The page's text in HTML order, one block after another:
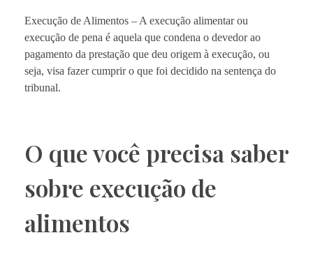
Execução de Alimentos – A execução alimentar ou
execução de pena é aquela que condena o devedor ao
pagamento da prestação que deu origem à execução, ou
seja, visa fazer cumprir o que foi decidido na sentença do
tribunal.
O que você precisa saber
sobre execução de
alimentos